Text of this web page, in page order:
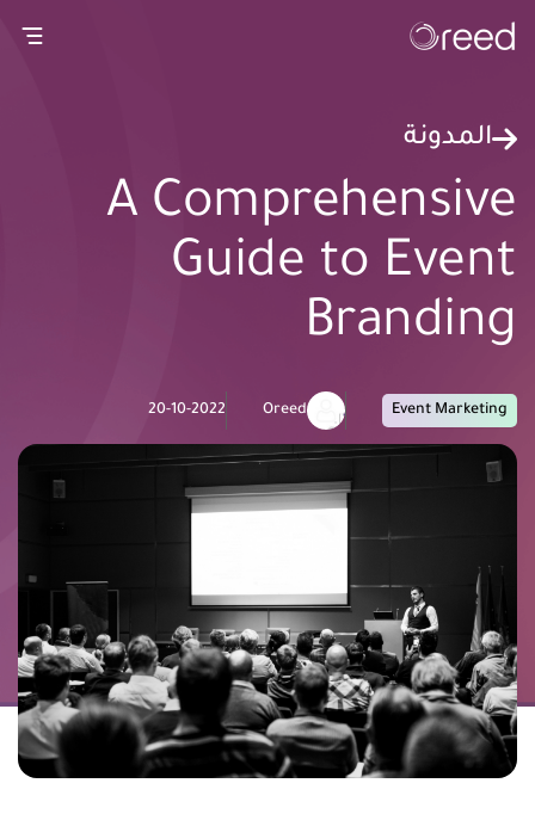
المدونة
A Comprehensive
Guide to Event
Branding
Event Marketing
Oreed
20-10-2022